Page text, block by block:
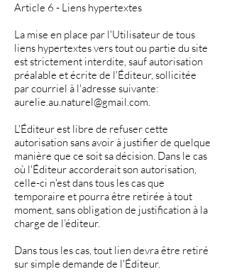
Article 6 - Liens hypertextes
La mise en place par l'Utilisateur de tous
liens hypertextes vers tout ou partie du site
est strictement interdite, sauf autorisation
préalable et écrite de l'Éditeur, sollicitée
par courriel à l'adresse suivante:
aurelie.au.naturel@gmail.com.
L'Éditeur est libre de refuser cette
autorisation sans avoir à justifier de quelque
manière que ce soit sa décision. Dans le cas
où l'Éditeur accorderait son autorisation,
celle-ci n'est dans tous les cas que
temporaire et pourra être retirée à tout
moment, sans obligation de justification à la
charge de l’éditeur.
Dans tous les cas, tout lien devra être retiré
sur simple demande de l'Éditeur.